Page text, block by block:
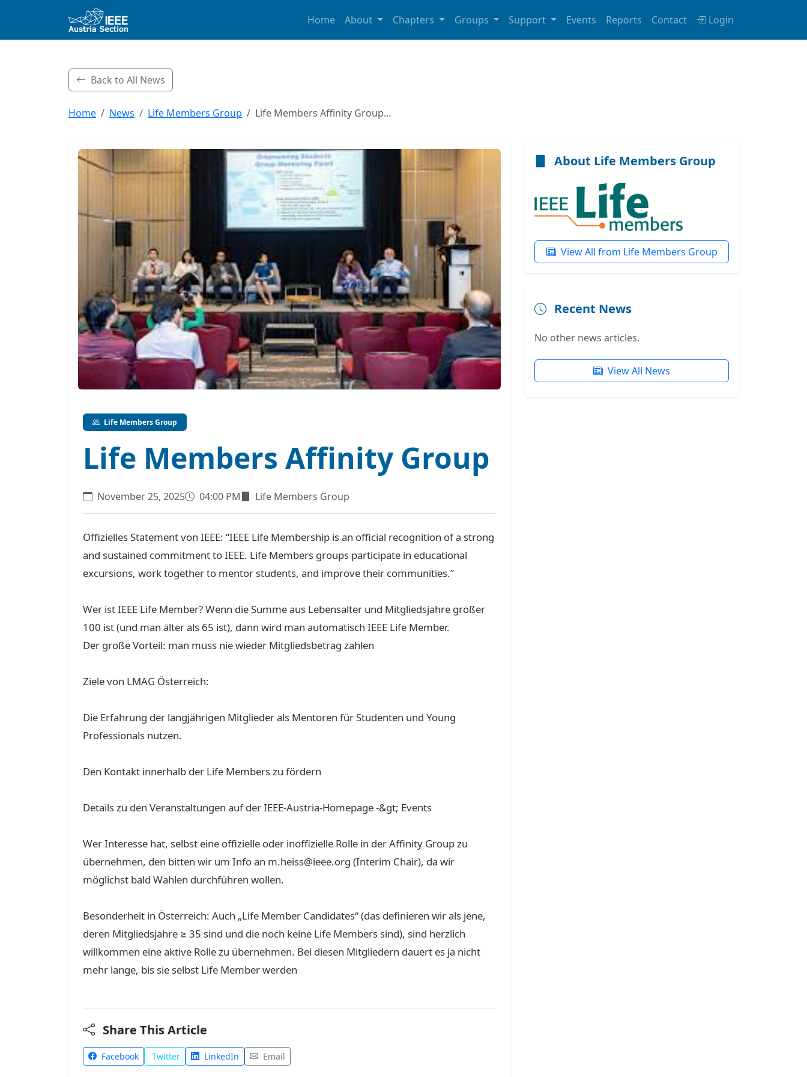
Home About Chapters Groups Support Events Reports Contact Login
Back to All News
Home News Life Members Group Life Members Affinity Group...
Life Members Group
Life Members Affinity Group
November 25, 2025 04:00 PM Life Members Group
Offizielles Statement von IEEE: “IEEE Life Membership is an official recognition of a strong
and sustained commitment to IEEE. Life Members groups participate in educational
excursions, work together to mentor students, and improve their communities.”
Wer ist IEEE Life Member? Wenn die Summe aus Lebensalter und Mitgliedsjahre größer
100 ist (und man älter als 65 ist), dann wird man automatisch IEEE Life Member.
Der große Vorteil: man muss nie wieder Mitgliedsbetrag zahlen
Ziele von LMAG Österreich:
Die Erfahrung der langjährigen Mitglieder als Mentoren für Studenten und Young
Professionals nutzen.
Den Kontakt innerhalb der Life Members zu fördern
Details zu den Veranstaltungen auf der IEEE-Austria-Homepage -&gt; Events
Wer Interesse hat, selbst eine offizielle oder inoffizielle Rolle in der Affinity Group zu
übernehmen, den bitten wir um Info an m.heiss@ieee.org (Interim Chair), da wir
möglichst bald Wahlen durchführen wollen.
Besonderheit in Österreich: Auch „Life Member Candidates“ (das definieren wir als jene,
deren Mitgliedsjahre ≥ 35 sind und die noch keine Life Members sind), sind herzlich
willkommen eine aktive Rolle zu übernehmen. Bei diesen Mitgliedern dauert es ja nicht
mehr lange, bis sie selbst Life Member werden
Share This Article
Facebook Twitter LinkedIn Email
About Life Members Group
View All from Life Members Group
Recent News
No other news articles.
View All News